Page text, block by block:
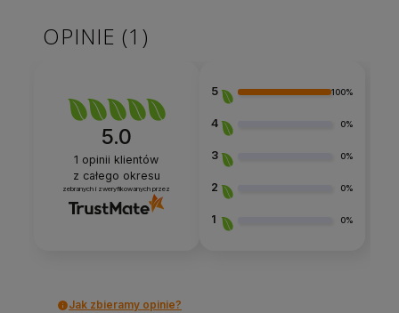
OPINIE (1)
5.0
1 opinii klientów
z całego okresu
zebranych i zweryfikowanych przez
5 100%
4 0%
3 0%
2 0%
1 0%
Jak zbieramy opinie?